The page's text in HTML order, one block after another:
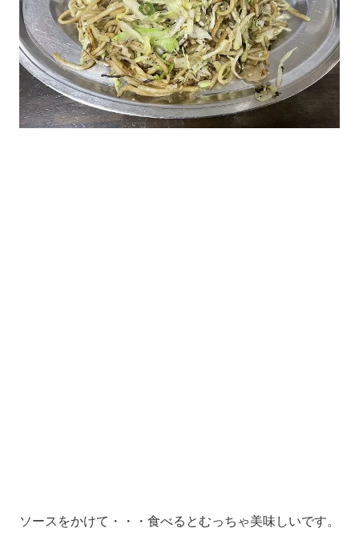
ソースをかけて・・・食べるとむっちゃ美味しいです。